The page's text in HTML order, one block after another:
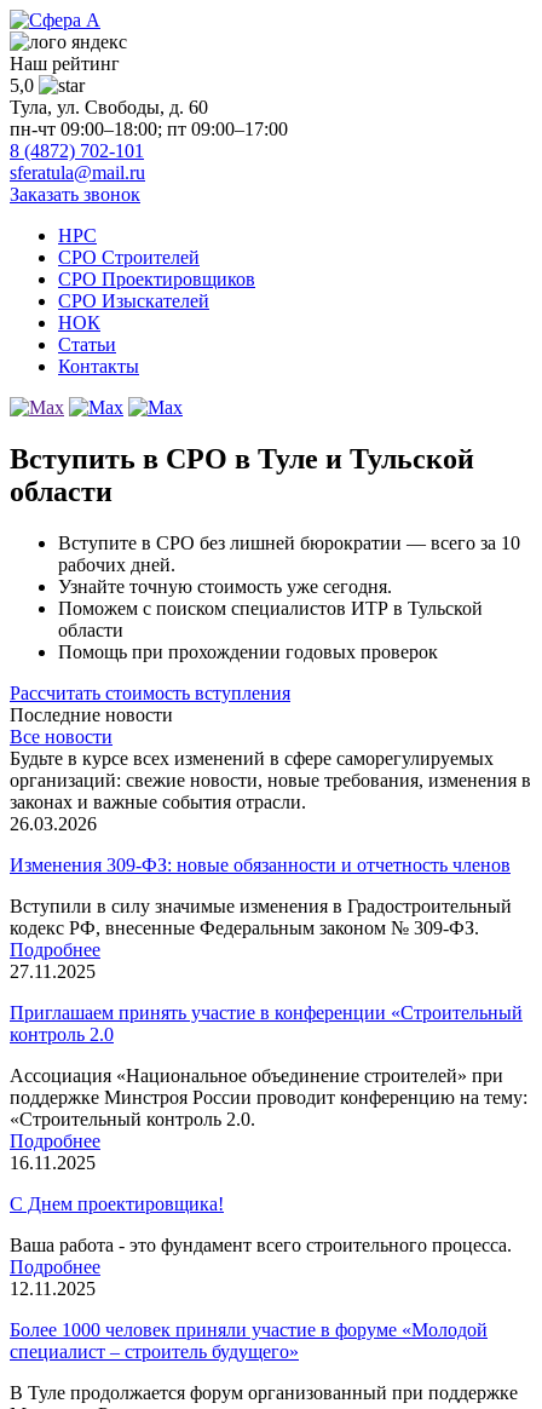
Наш рейтинг
5,0
Тула, ул. Свободы, д. 60
пн-чт 09:00–18:00; пт 09:00–17:00
8 (4872) 702-101
sferatula@mail.ru
Заказать звонок
НРС
СРО Строителей
СРО Проектировщиков
СРО Изыскателей
НОК
Статьи
Контакты
Вступить в СРО в Туле и Тульской
области
Вступите в СРО без лишней бюрократии — всего за 10
рабочих дней.
Узнайте точную стоимость уже сегодня.
Поможем с поиском специалистов ИТР в Тульской
области
Помощь при прохождении годовых проверок
Рассчитать стоимость вступления
Последние новости
Все новости
Будьте в курсе всех изменений в сфере саморегулируемых
организаций: свежие новости, новые требования, изменения в
законах и важные события отрасли.
26.03.2026
Изменения 309-ФЗ: новые обязанности и отчетность членов
Вступили в силу значимые изменения в Градостроительный
кодекс РФ, внесенные Федеральным законом № 309-ФЗ.
Подробнее
27.11.2025
Приглашаем принять участие в конференции «Строительный
контроль 2.0
Ассоциация «Национальное объединение строителей» при
поддержке Минстроя России проводит конференцию на тему:
«Строительный контроль 2.0.
Подробнее
16.11.2025
С Днем проектировщика!
Ваша работа - это фундамент всего строительного процесса.
Подробнее
12.11.2025
Более 1000 человек приняли участие в форуме «Молодой
специалист – строитель будущего»
В Туле продолжается форум организованный при поддержке